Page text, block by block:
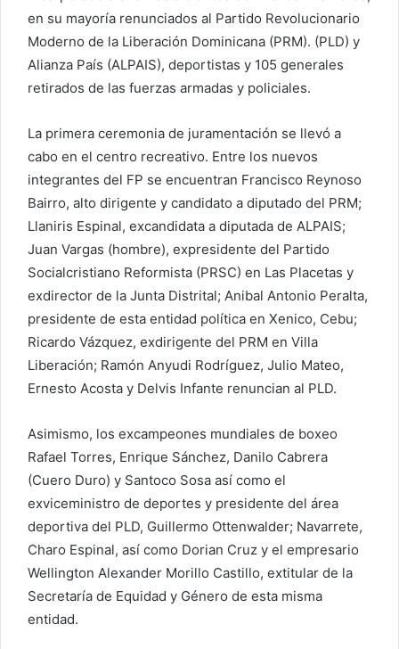
en su mayoría renunciados al Partido Revolucionario
Moderno de la Liberación Dominicana (PRM). (PLD) y
Alianza País (ALPAIS), deportistas y 105 generales
retirados de las fuerzas armadas y policiales.
La primera ceremonia de juramentación se llevó a
cabo en el centro recreativo. Entre los nuevos
integrantes del FP se encuentran Francisco Reynoso
Bairro, alto dirigente y candidato a diputado del PRM;
Llaniris Espinal, excandidata a diputada de ALPAIS;
Juan Vargas (hombre), expresidente del Partido
Socialcristiano Reformista (PRSC) en Las Placetas y
exdirector de la Junta Distrital; Anibal Antonio Peralta,
presidente de esta entidad política en Xenico, Cebu;
Ricardo Vázquez, exdirigente del PRM en Villa
Liberación; Ramón Anyudi Rodríguez, Julio Mateo,
Ernesto Acosta y Delvis Infante renuncian al PLD.
Asimismo, los excampeones mundiales de boxeo
Rafael Torres, Enrique Sánchez, Danilo Cabrera
(Cuero Duro) y Santoco Sosa así como el
exviceministro de deportes y presidente del área
deportiva del PLD, Guillermo Ottenwalder; Navarrete,
Charo Espinal, así como Dorian Cruz y el empresario
Wellington Alexander Morillo Castillo, extitular de la
Secretaría de Equidad y Género de esta misma
entidad.